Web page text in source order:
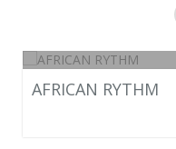
AFRICAN RYTHM